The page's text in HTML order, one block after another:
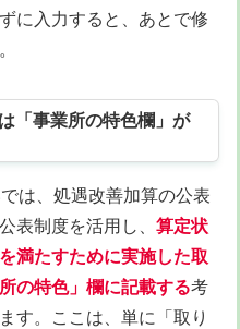
に入力すると、あとで修
「事業所の特色欄」が
は、処遇改善加算の公表
表制度を活用し、 算定状
満たすために実施した取
の特色」欄に記載する考
す。ここは、単に「取り